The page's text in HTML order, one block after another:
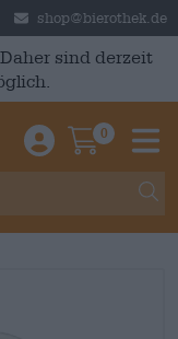
shop@bierothek.de
sind derzeit
Einloggen /
0